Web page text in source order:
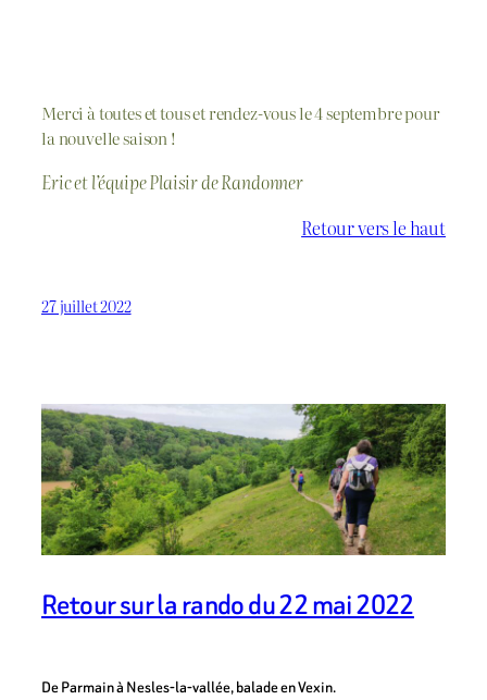
Merci à toutes et tous et rendez-vous le 4 septembre pour
la nouvelle saison !
Eric et l’équipe Plaisir de Randonner
Retour vers le haut
27 juillet 2022
Retour sur la rando du 22 mai 2022
De Parmain à Nesles-la-vallée, balade en Vexin.